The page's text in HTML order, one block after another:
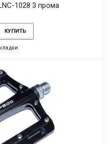
1028 3 прома
КУПИТЬ